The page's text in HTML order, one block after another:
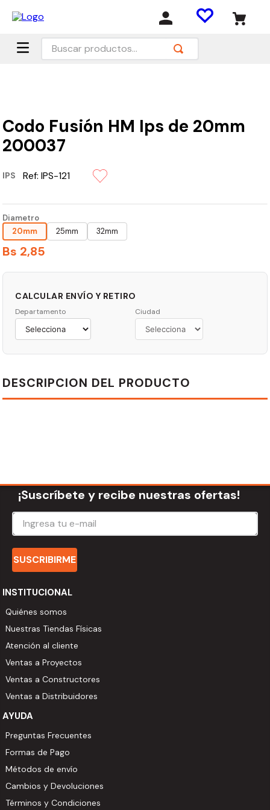
Buscar productos...
Codo Fusión HM Ips de 20mm
200037
IPS Ref:IPS-121
Diametro
20mm
25mm 32mm
Bs 2,85
CALCULAR ENVÍO Y RETIRO
Departamento Ciudad
DESCRIPCION DEL PRODUCTO
¡Suscríbete y recibe nuestras ofertas!
SUSCRIBIRME
INSTITUCIONAL
Quiénes somos
Nuestras Tiendas Físicas
Atención al cliente
Ventas a Proyectos
Ventas a Constructores
Ventas a Distribuidores
AYUDA
Preguntas Frecuentes
Formas de Pago
Métodos de envío
Cambios y Devoluciones
Términos y Condiciones